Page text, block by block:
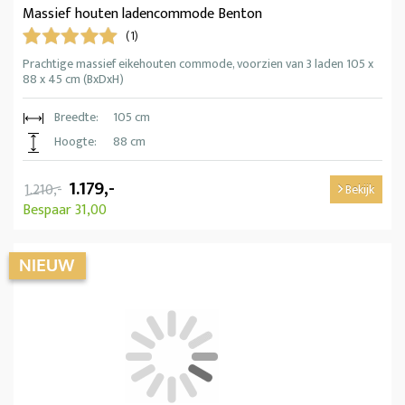
Massief houten ladencommode Benton
(1)
Prachtige massief eikehouten commode, voorzien van 3 laden 105 x
88 x 45 cm (BxDxH)
Breedte:
105 cm
Hoogte:
88 cm
1.210,- 1.179,-
Bespaar 31,00
Bekijk